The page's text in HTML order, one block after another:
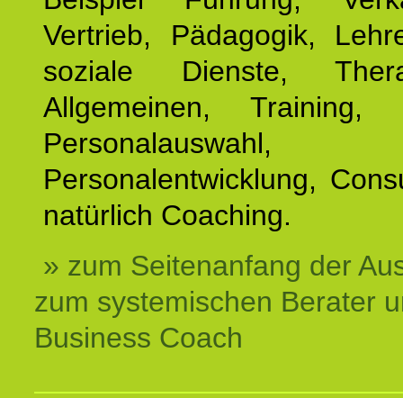
Vertrieb, Pädagogik,
soziale Dienste,
Allgemeinen, Training,
Personalauswahl,
Personalentwicklung,
natürlich Coaching.
» zum Seitenanfang der
zum systemischen Berater
Business Coach